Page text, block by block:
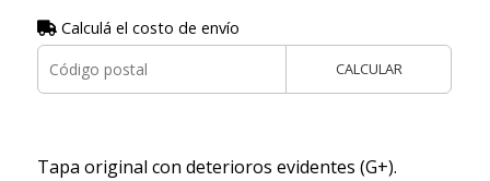
Calculá el costo de envío
CALCULAR
Tapa original con deterioros evidentes (G+).